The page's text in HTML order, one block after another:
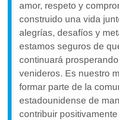
amor, respeto y
construido una vida
alegrías, desafíos y
estamos seguros de
continuará
venideros. Es nuestro
formar parte de la
estadounidense de
contribuir